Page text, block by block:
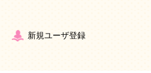
新規ユーザ登録